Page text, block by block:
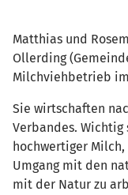
Matthias und
Ollerding
Milchviehbetrieb
Sie wirtschaften
Verbandes.
hochwertiger
Umgang mit den
mit der Natur zu